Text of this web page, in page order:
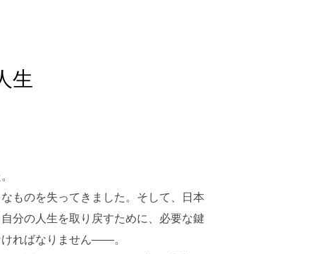
生
ものを失ってきました。そして、日本
分の人生を取り戻すために、必要な鍵
ければなりません――。